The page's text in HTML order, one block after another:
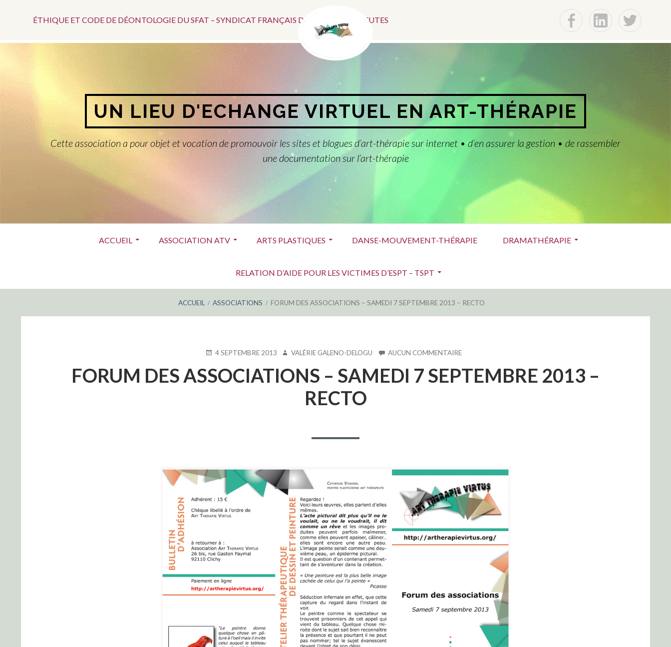
Top
ÉTHIQUE ET CODE DE DÉONTOLOGIE DU SFAT – SYNDICAT FRANÇAIS DES ART-THÉRAPEUTES
Social
f Lin t
UN LIEU D'ECHANGE VIRTUEL EN ART-THÉRAPIE
Cette association a pour objet et vocation de promouvoir les sites et blogues d’art-thérapie sur internet • d’en assurer la gestion • de rassembler
une documentation sur l’art-thérapie
ACCUEIL ASSOCIATION ATV ARTS PLASTIQUES DANSE-MOUVEMENT-THÉRAPIE DRAMATHÉRAPIE
RELATION D’AIDE POUR LES VICTIMES D’ESPT – TSPT
ACCUEIL ASSOCIATIONS FORUM DES ASSOCIATIONS – SAMEDI 7 SEPTEMBRE 2013 – RECTO
PUBLIÉ
4 SEPTEMBRE 2013 AUTEUR
VALÉRIE GALENO-DELOGU AUCUN COMMENTAIRESUR
DES
ASSOCIATIONS
FORUM DES ASSOCIATIONS – SAMEDI 7 SEPTEMBRE 2013 –
RECTO